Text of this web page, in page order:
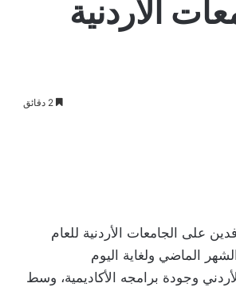
الأردنية
على الجامعات الأردنية للعام
الماضي ولغاية اليوم
وجودة برامجه الأكاديمية، وسط